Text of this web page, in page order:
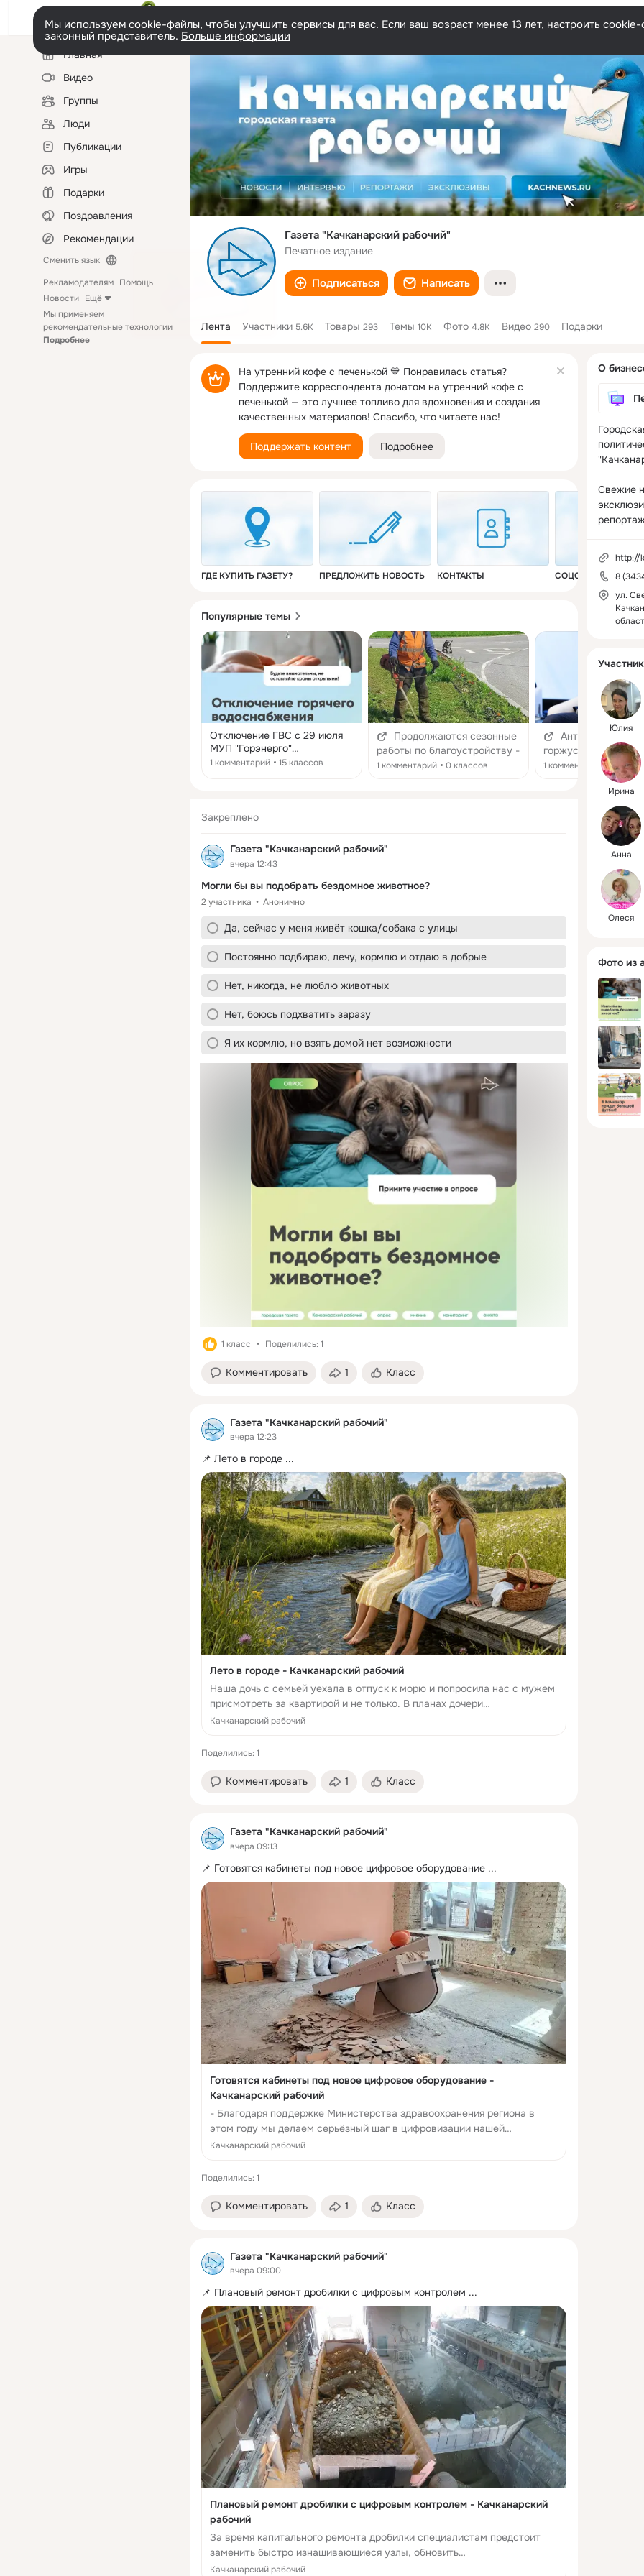
Мы используем cookie-файлы, чтобы улучшить сервисы для вас. Если ваш возраст менее 13 лет, настроить
законный представитель. Больше информации
Левая
колонкаГлавная
Видео
Группы
Люди
Публикации
Игры
Подарки
Поздравления
Рекомендации
Сменить язык
Рекламодателям Помощь
Новости Ещё
Мы применяем
рекомендательные технологии
Подробнее
Газета "Качканарский рабочий"
Печатное издание
Подписаться Написать
Лента Участники 5.6K Товары 293 Темы 10K Фото 4.8K Видео 290 Подарки
На утренний кофе с печенькой 💙 Понравилась статья?
Поддержите корреспондента донатом на утренний кофе с
печенькой — это лучшее топливо для вдохновения и создания
качественных материалов! Спасибо, что читаете нас!
Поддержать контент Подробнее
ГДЕ КУПИТЬ ГАЗЕТУ? ПРЕДЛОЖИТЬ НОВОСТЬ КОНТАКТЫ СОЦСЕТИ
Популярные темы
Отключение ГВС с 29 июля
МУП "Горэнерго"
информирует о том, что ❌ 29
с прекращением циркуляции
горячего водоснабжения по
Подача горячей воды
возобновится: ✅ по
августа в 20:00, ✅ по
теплосети "Юг" - 11 августа с
внимательны, не оставляйте
1 комментарий 15 классов
Продолжаются сезонные
работы по благоустройству -
Качканарский рабочий
1 комментарий 0 классов
Антон Шипулин: -
горжусь тем, что
Урале! -
рабочий
1 комментарий 2
Закреплено
Газета "Качканарский рабочий"
вчера 12:43
Могли бы вы подобрать бездомное животное?
2 участника Анонимно
Да, сейчас у меня живёт кошка/собака с улицы
Постоянно подбираю, лечу, кормлю и отдаю в добрые
Нет, никогда, не люблю животных
Нет, боюсь подхватить заразу
Я их кормлю, но взять домой нет возможности
1 класс Поделились: 1
Комментировать 1 Класс
Газета "Качканарский рабочий"
вчера 12:23
📌 Лето в городе ...
Лето в городе - Качканарский рабочий
Наша дочь с семьей уехала в отпуск к морю и попросила нас с мужем
присмотреть за квартирой и не только. В планах дочери
предполагалось, что мы займемся установкой вытяжки в кухне и еще
Качканарский рабочий
Поделились: 1
Комментировать 1 Класс
Газета "Качканарский рабочий"
вчера 09:13
📌 Готовятся кабинеты под новое цифровое оборудование ...
Готовятся кабинеты под новое цифровое оборудование -
Качканарский рабочий
- Благодаря поддержке Министерства здравоохранения региона в
этом году мы делаем серьёзный шаг в цифровизации нашей
диагностической службы. Масштабное обновление "тяжёлого"
Качканарский рабочий
Поделились: 1
Комментировать 1 Класс
Газета "Качканарский рабочий"
вчера 09:00
📌 Плановый ремонт дробилки с цифровым контролем ...
Плановый ремонт дробилки с цифровым контролем - Качканарский
рабочий
За время капитального ремонта дробилки специалистам предстоит
заменить быстро изнашивающиеся узлы, обновить
металлоконструкции рудоходного тракта и вернуть оборудование в
Качканарский рабочий
колонка
О
Свежие
http://
8
ул.
Юлия
Ирина
Анна
Олеся
Фото из